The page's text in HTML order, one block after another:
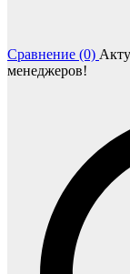
Сравнение (0)
менеджеров!